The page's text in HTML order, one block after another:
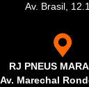
Av. Brasil,
RJ PNEUS
Av. Marechal